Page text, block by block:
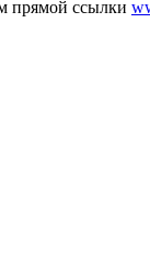
прямой ссылки